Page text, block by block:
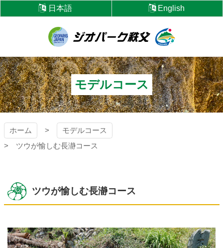
ン
本
文
へ
ス
キ
ッ
プ
日本語 English
ジオパーク秩父
モデルコース
ホーム
モデルコース
ツウが愉しむ長瀞コース
ツウが愉しむ長瀞コース